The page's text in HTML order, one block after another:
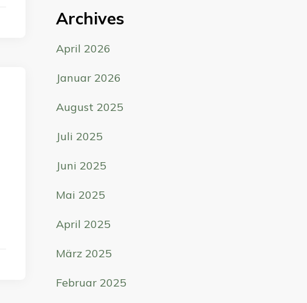
Archives
April 2026
Januar 2026
August 2025
Juli 2025
Juni 2025
Mai 2025
April 2025
März 2025
Februar 2025